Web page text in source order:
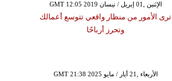
GMT 12:05 2019 الإثنين ,01 إبريل / نيسان
ترى الأمور من منظار واقعي تتوسع أعمالك
وتحرز أرباحًا
GMT 21:38 2025 الأربعاء ,21 أيار / مايو